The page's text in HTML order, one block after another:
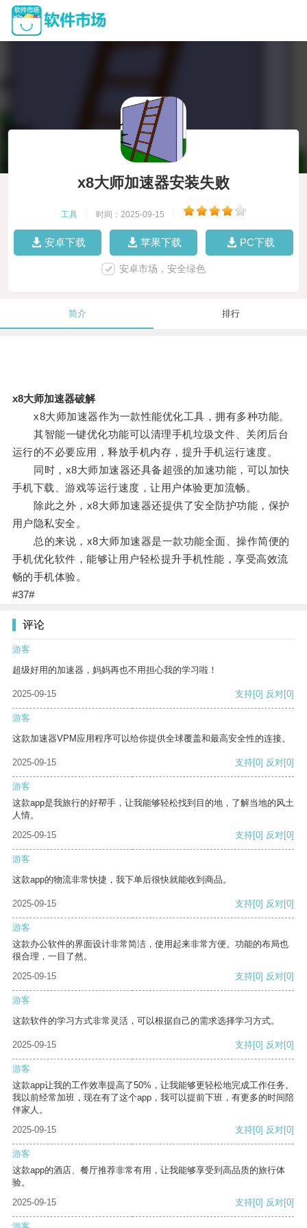
x8大师加速器安装失败
工具 时间：2025-09-15
安卓下载 苹果下载 PC下载
安卓市场，安全绿色
简介 排行
x8大师加速器破解
x8大师加速器作为一款性能优化工具，拥有多种功能。
其智能一键优化功能可以清理手机垃圾文件、关闭后台
运行的不必要应用，释放手机内存，提升手机运行速度。
同时，x8大师加速器还具备超强的加速功能，可以加快
手机下载、游戏等运行速度，让用户体验更加流畅。
除此之外，x8大师加速器还提供了安全防护功能，保护
用户隐私安全。
总的来说，x8大师加速器是一款功能全面、操作简便的
手机优化软件，能够让用户轻松提升手机性能，享受高效流
畅的手机体验。
#37#
评论
游客
超级好用的加速器，妈妈再也不用担心我的学习啦！
2025-09-15 支持[0] 反对[0]
游客
这款加速器VPM应用程序可以给你提供全球覆盖和最高安全性的连接。
2025-09-15 支持[0] 反对[0]
游客
这款app是我旅行的好帮手，让我能够轻松找到目的地，了解当地的风土
人情。
2025-09-15
支持[0] 反对[0]
游客
这款app的物流非常快捷，我下单后很快就能收到商品。
2025-09-15 支持[0] 反对[0]
游客
这款办公软件的界面设计非常简洁，使用起来非常方便。功能的布局也
很合理，一目了然。
2025-09-15
支持[0] 反对[0]
游客
这款软件的学习方式非常灵活，可以根据自己的需求选择学习方式。
2025-09-15 支持[0] 反对[0]
游客
这款app让我的工作效率提高了50%，让我能够更轻松地完成工作任务。
我以前经常加班，现在有了这个app，我可以提前下班，有更多的时间陪
伴家人。
2025-09-15
支持[0] 反对[0]
游客
这款app的酒店、餐厅推荐非常有用，让我能够享受到高品质的旅行体
验。
2025-09-15
支持[0] 反对[0]